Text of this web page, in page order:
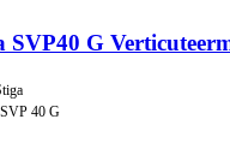
SVP40 G
40 G